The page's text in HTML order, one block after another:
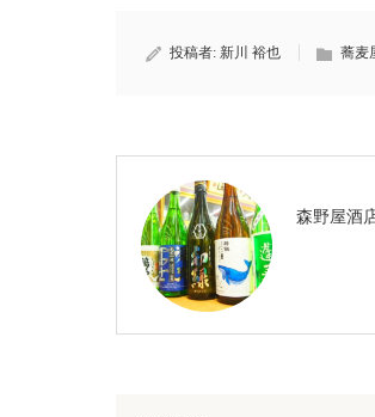
投稿者: 新川 裕也 蕎麦
森野屋酒